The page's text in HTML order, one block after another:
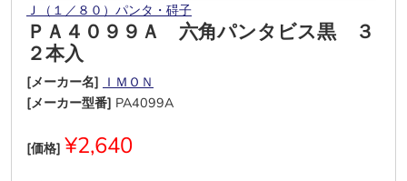
Ｊ（１／８０）パンタ・碍子
ＰＡ４０９９Ａ 六角パンタビス黒 ３
２本入
[メーカー名] ＩＭＯＮ
[メーカー型番] PA4099A
[価格] ¥2,640